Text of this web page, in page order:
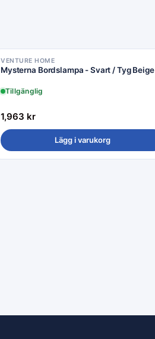
VENTURE HOME
Mysterna Bordslampa - Svart / Tyg Beige
Tillgänglig
1,963 kr
Lägg i varukorg